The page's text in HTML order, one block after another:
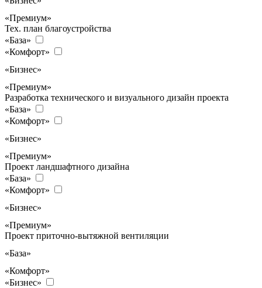
«Премиум»
Тех. план благоустройства
«База»
«Комфорт»
«Бизнес»
«Премиум»
Разработка технического и визуального дизайн проекта
«База»
«Комфорт»
«Бизнес»
«Премиум»
Проект ландшафтного дизайна
«База»
«Комфорт»
«Бизнес»
«Премиум»
Проект приточно-вытяжной вентиляции
«База»
«Комфорт»
«Бизнес»